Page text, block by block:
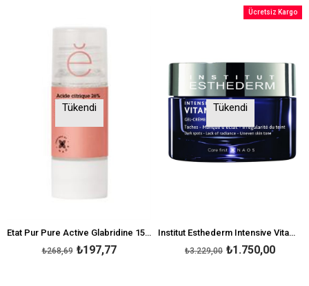
Tükendi
Etat Pur Pure Active Glabridine 15 ml
₺197,77
₺268,69
Tükendi
Institut Esthederm Intensive Vitamine C Gel Cream 50 ml
₺1.750,00
₺3.229,00
Ücretsiz Kargo